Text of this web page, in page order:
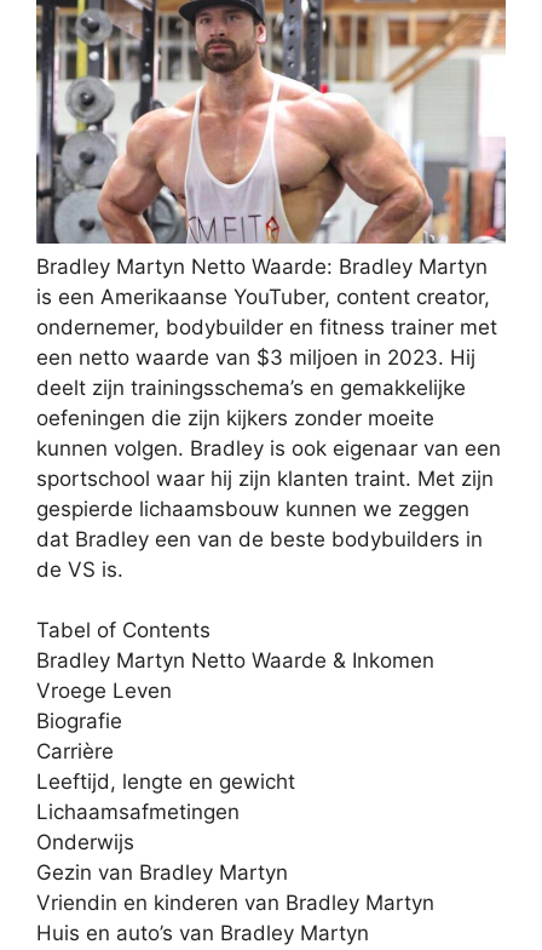
Bradley Martyn Netto Waarde: Bradley Martyn
is een Amerikaanse YouTuber, content creator,
ondernemer, bodybuilder en fitness trainer met
een netto waarde van $3 miljoen in 2023. Hij
deelt zijn trainingsschema’s en gemakkelijke
oefeningen die zijn kijkers zonder moeite
kunnen volgen. Bradley is ook eigenaar van een
sportschool waar hij zijn klanten traint. Met zijn
gespierde lichaamsbouw kunnen we zeggen
dat Bradley een van de beste bodybuilders in
de VS is.
Tabel of Contents
Bradley Martyn Netto Waarde & Inkomen
Vroege Leven
Biografie
Carrière
Leeftijd, lengte en gewicht
Lichaamsafmetingen
Onderwijs
Gezin van Bradley Martyn
Vriendin en kinderen van Bradley Martyn
Huis en auto’s van Bradley Martyn